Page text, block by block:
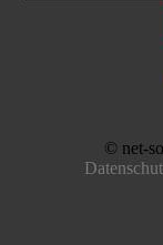
© net-